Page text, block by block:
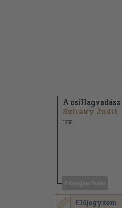
Előjegyzem
A csillagvadász
Sziráky Judit
1955